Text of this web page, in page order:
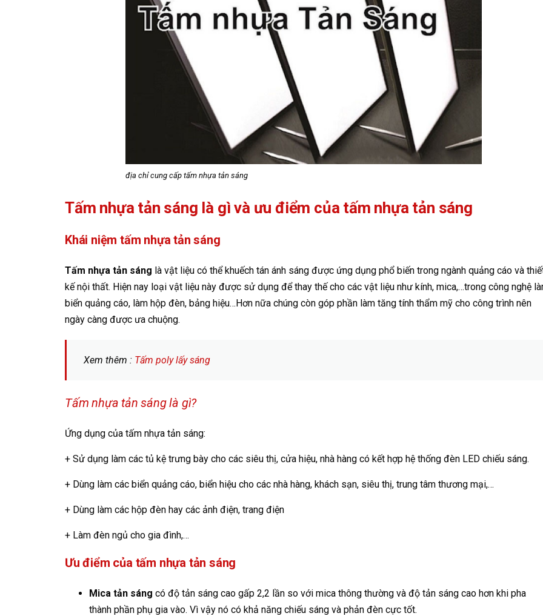
địa chỉ cung cấp tấm nhựa tản sáng
Tấm nhựa tản sáng là gì và ưu điểm của tấm nhựa tản sáng
Khái niệm tấm nhựa tản sáng
Tấm nhựa tản sáng là vật liệu có thể khuếch tán ánh sáng được ứng dụng phổ biến trong ngành quảng cáo và
kế nội thất. Hiện nay loại vật liệu này được sử dụng để thay thế cho các vật liệu như kính, mica,…trong công nghệ
biển quảng cáo, làm hộp đèn, bảng hiệu…Hơn nữa chúng còn góp phần làm tăng tính thẩm mỹ cho công trình nên
ngày càng được ưa chuộng.
Xem thêm : Tấm poly lấy sáng
Tấm nhựa tản sáng là gì?
Ứng dụng của tấm nhựa tản sáng:
+ Sử dụng làm các tủ kệ trưng bày cho các siêu thị, cửa hiệu, nhà hàng có kết hợp hệ thống đèn LED chiếu sáng.
+ Dùng làm các biển quảng cáo, biển hiệu cho các nhà hàng, khách sạn, siêu thị, trung tâm thương mại,…
+ Dùng làm các hộp đèn hay các ảnh điện, trang điện
+ Làm đèn ngủ cho gia đình,…
Ưu điểm của tấm nhựa tản sáng
Mica tản sáng có độ tản sáng cao gấp 2,2 lần so với mica thông thường và độ tản sáng cao hơn khi pha
thành phần phụ gia vào. Vì vậy nó có khả năng chiếu sáng và phản đèn cực tốt.